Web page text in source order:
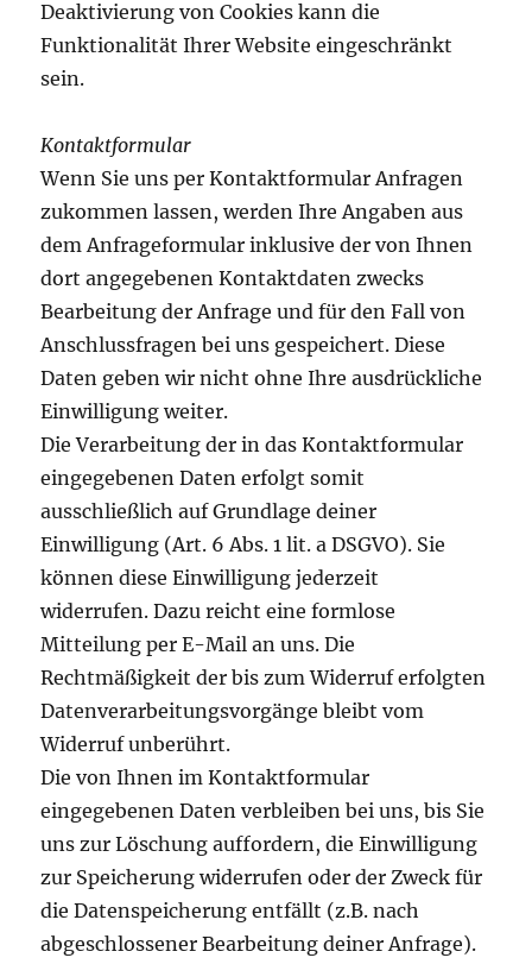
Deaktivierung von Cookies kann die
Funktionalität Ihrer Website eingeschränkt
sein.
Kontaktformular
Wenn Sie uns per Kontaktformular Anfragen
zukommen lassen, werden Ihre Angaben aus
dem Anfrageformular inklusive der von Ihnen
dort angegebenen Kontaktdaten zwecks
Bearbeitung der Anfrage und für den Fall von
Anschlussfragen bei uns gespeichert. Diese
Daten geben wir nicht ohne Ihre ausdrückliche
Einwilligung weiter.
Die Verarbeitung der in das Kontaktformular
eingegebenen Daten erfolgt somit
ausschließlich auf Grundlage deiner
Einwilligung (Art. 6 Abs. 1 lit. a DSGVO). Sie
können diese Einwilligung jederzeit
widerrufen. Dazu reicht eine formlose
Mitteilung per E-Mail an uns. Die
Rechtmäßigkeit der bis zum Widerruf erfolgten
Datenverarbeitungsvorgänge bleibt vom
Widerruf unberührt.
Die von Ihnen im Kontaktformular
eingegebenen Daten verbleiben bei uns, bis Sie
uns zur Löschung auffordern, die Einwilligung
zur Speicherung widerrufen oder der Zweck für
die Datenspeicherung entfällt (z.B. nach
abgeschlossener Bearbeitung deiner Anfrage).